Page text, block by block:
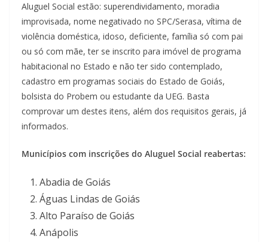
Aluguel Social estão: superendividamento, moradia
improvisada, nome negativado no SPC/Serasa, vítima de
violência doméstica, idoso, deficiente, família só com pai
ou só com mãe, ter se inscrito para imóvel de programa
habitacional no Estado e não ter sido contemplado,
cadastro em programas sociais do Estado de Goiás,
bolsista do Probem ou estudante da UEG. Basta
comprovar um destes itens, além dos requisitos gerais, já
informados.
Municípios com inscrições do Aluguel Social reabertas:
Abadia de Goiás
Águas Lindas de Goiás
Alto Paraíso de Goiás
Anápolis